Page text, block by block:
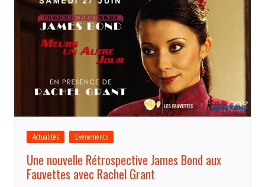
Actualités Evénements
Une nouvelle Rétrospective James Bond aux
Fauvettes avec Rachel Grant